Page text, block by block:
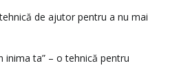
de ajutor pentru a nu mai
inima ta” – o tehnică pentru